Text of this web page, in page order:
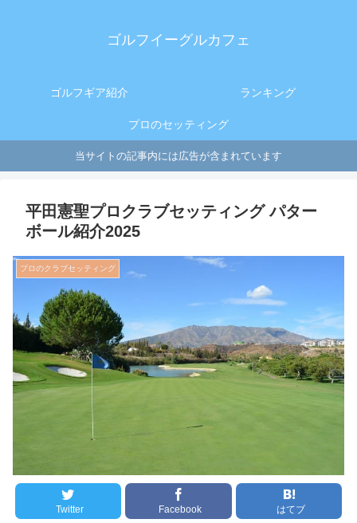
ゴルフイーグルカフェ
ゴルフギア紹介 ランキング
プロのセッティング
当サイトの記事内には広告が含まれています
平田憲聖プロクラブセッティング パター
ボール紹介2025
プロのクラブセッティング
Twitter Facebook はてブ